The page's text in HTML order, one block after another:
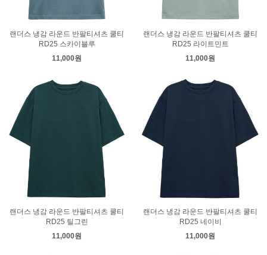
랜더스 냉감 라운드 반팔티셔츠 쿨티
RD25 스카이블루
11,000원
랜더스 냉감 라운드 반팔티셔츠 쿨티
RD25 라이트민트
11,000원
랜더스 냉감 라운드 반팔티셔츠 쿨티
RD25 틸그린
11,000원
랜더스 냉감 라운드 반팔티셔츠 쿨티
RD25 네이비
11,000원